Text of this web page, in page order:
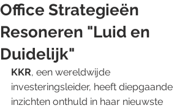
Office Strategieën
Resoneren "Luid en
Duidelijk"
KKR, een wereldwijde
investeringsleider, heeft diepgaande
inzichten onthuld in haar nieuwste